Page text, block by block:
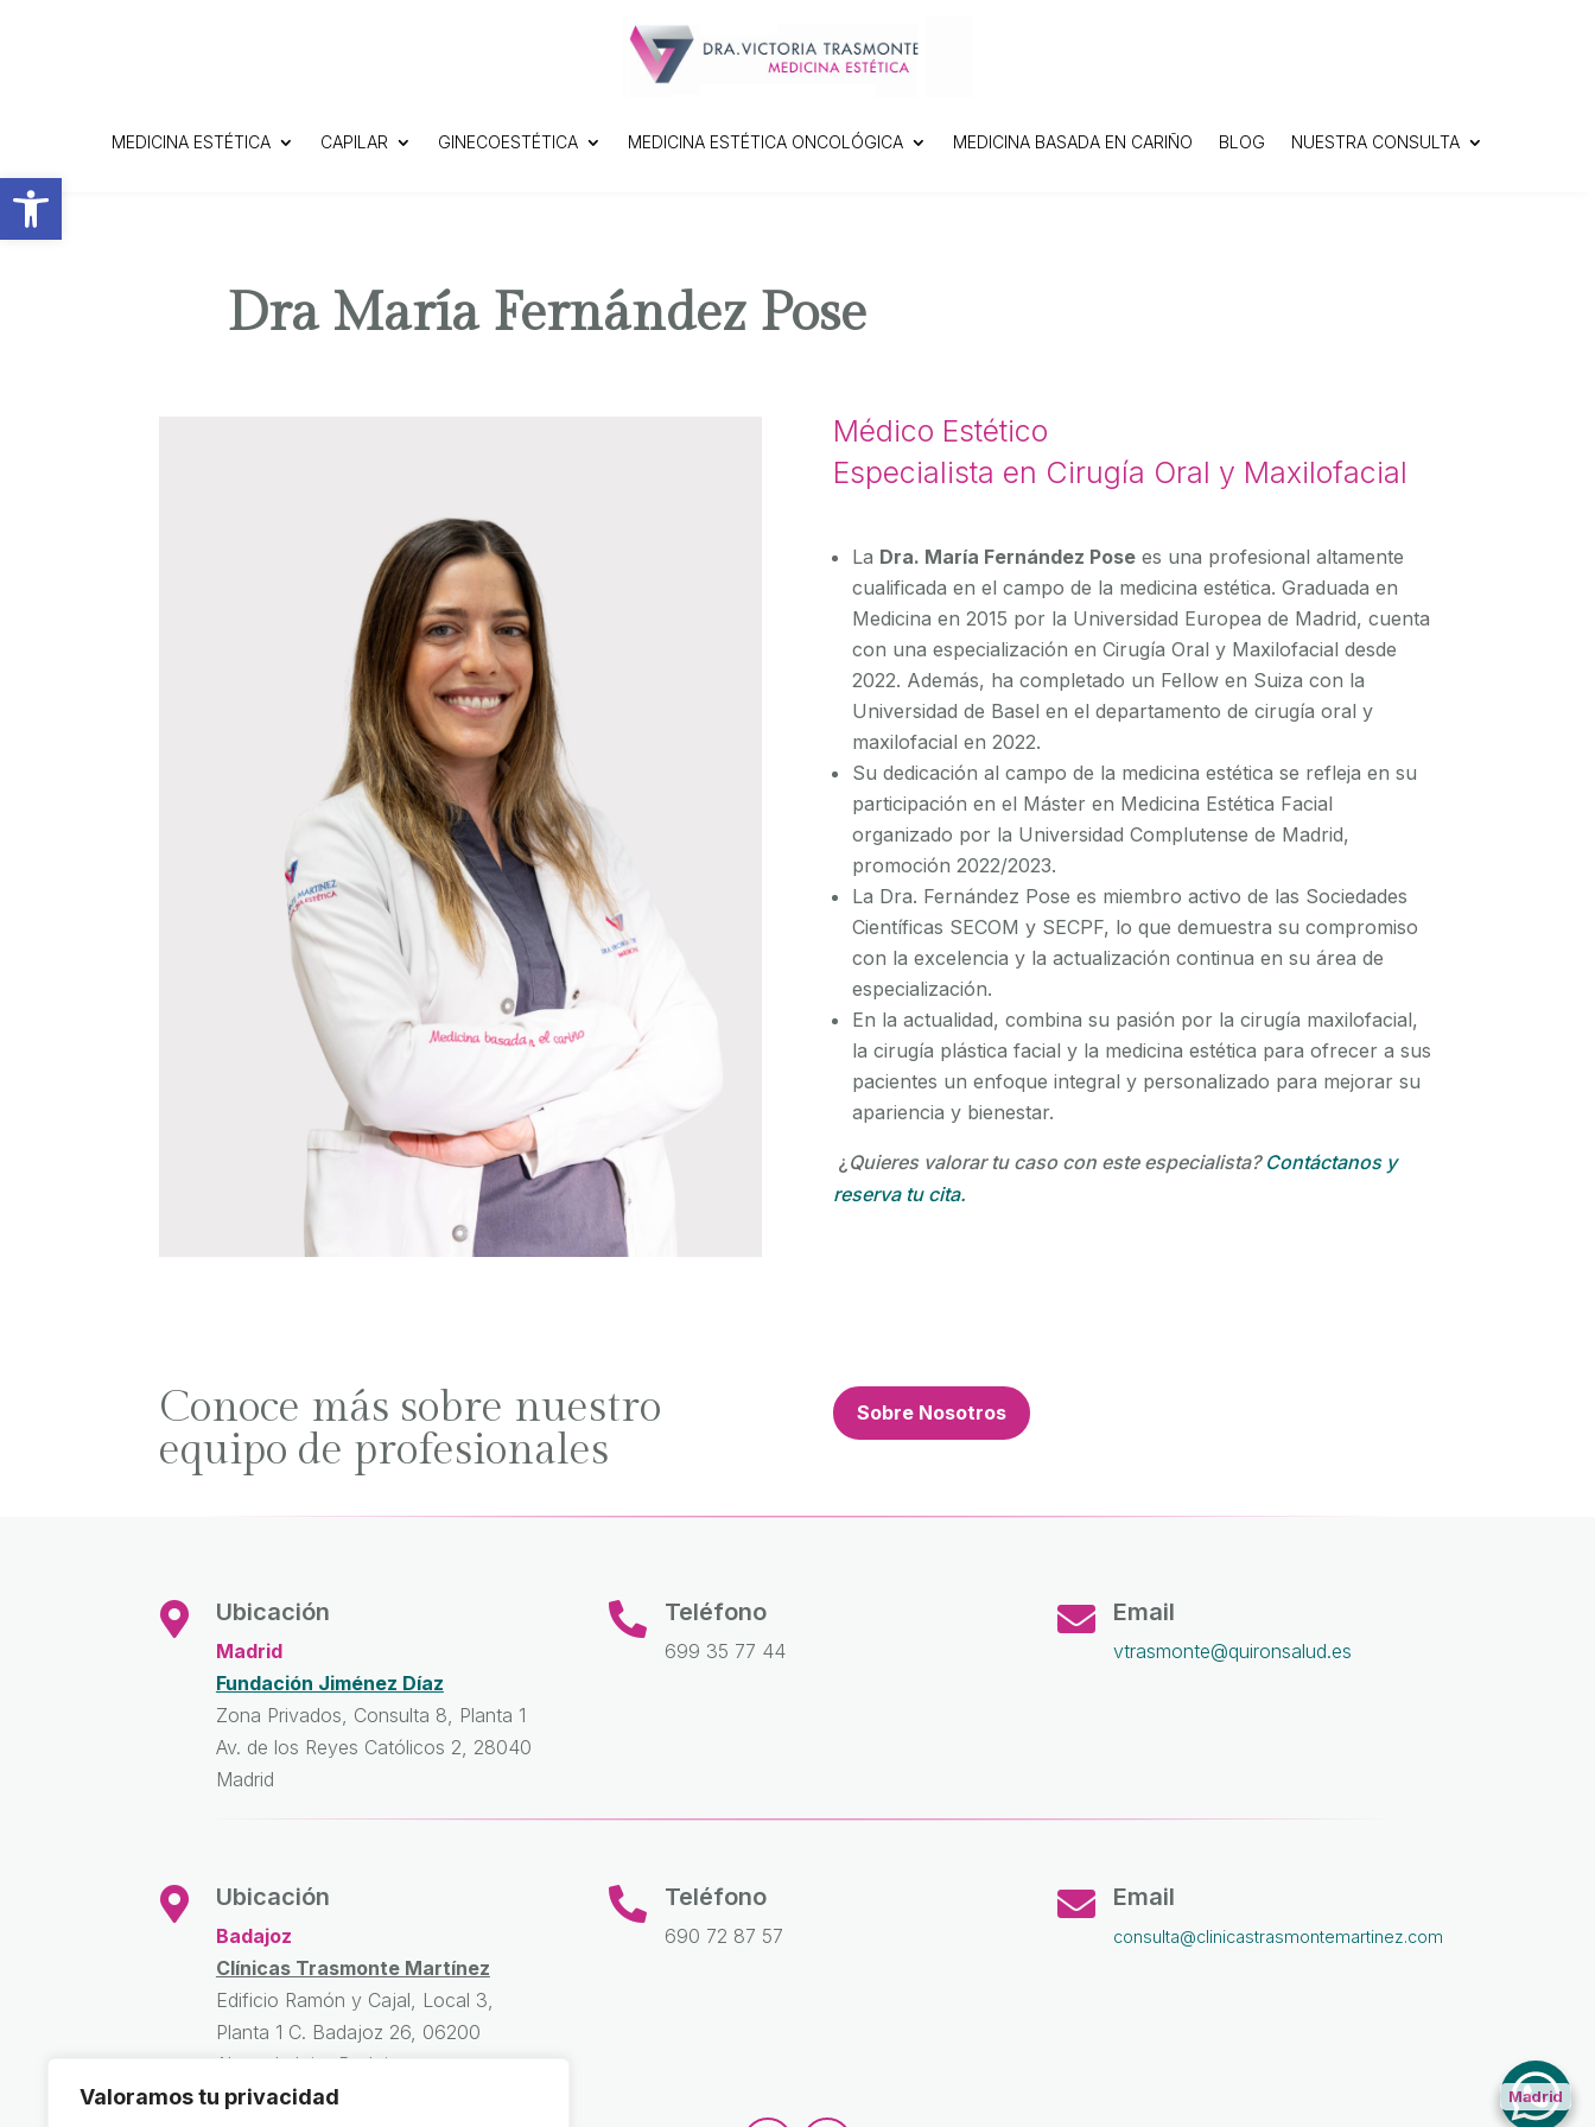
Abrir barra de herramientas
Valoramos tu privacidad
MEDICINA ESTÉTICA CAPILAR GINECOESTÉTICA MEDICINA ESTÉTICA ONCOLÓGICA MEDICINA BASADA EN CARIÑO BLOG NUESTRA CONSULTA
Dra María Fernández Pose
Médico Estético
Especialista en Cirugía Oral y Maxilofacial
La Dra. María Fernández Posees una profesional altamente
cualificada en el campo de la medicina estética. Graduada en
Medicina en 2015 por la Universidad Europea de Madrid, cuenta
con una especialización en Cirugía Oral y Maxilofacial desde
2022. Además, ha completado un Fellow en Suiza con la
Universidad de Basel en el departamento de cirugía oral y
maxilofacial en 2022.
Su dedicación al campo de la medicina estética se refleja en su
participación en el Máster en Medicina Estética Facial
organizado por la Universidad Complutense de Madrid,
promoción 2022/2023.
La Dra. Fernández Pose es miembro activo de las Sociedades
Científicas SECOM y SECPF, lo que demuestra su compromiso
con la excelencia y la actualización continua en su área de
especialización.
En la actualidad, combina su pasión por la cirugía maxilofacial,
la cirugía plástica facial y la medicina estética para ofrecer a sus
pacientes un enfoque integral y personalizado para mejorar su
apariencia y bienestar.
¿ Quieres valorar tu caso con este especialista? Contáctanos y
reserva tu cita.
Conoce más sobre nuestro
equipo de profesionales
Sobre Nosotros
 Ubicación
Madrid
Fundación Jiménez Díaz
Zona Privados, Consulta 8, Planta 1
Av. de los Reyes Católicos 2, 28040
Madrid
 Teléfono
699 35 77 44
 Email
vtrasmonte@quironsalud.es
 Ubicación
Badajoz
Clínicas Trasmonte Martínez
Edificio Ramón y Cajal, Local 3,
Planta 1 C. Badajoz 26, 06200
Almendralejo, Badajoz
 Teléfono
690 72 87 57
 Email
consulta@clinicastrasmontemartinez.com
Madrid